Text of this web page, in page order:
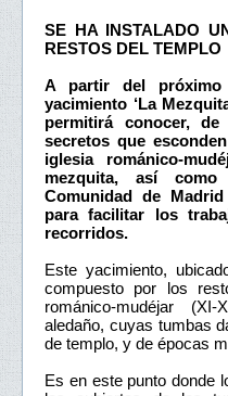
SE HA INSTALADO
RESTOS DEL TEMPLO
A partir del
yacimiento ‘La
permitirá conocer,
secretos que
iglesia románico-
mezquita, así
Comunidad de
para facilitar los
recorridos.
Este yacimiento,
compuesto por los
románico-mudéjar
aledaño, cuyas tumbas
de templo, y de épocas
Es en este punto donde